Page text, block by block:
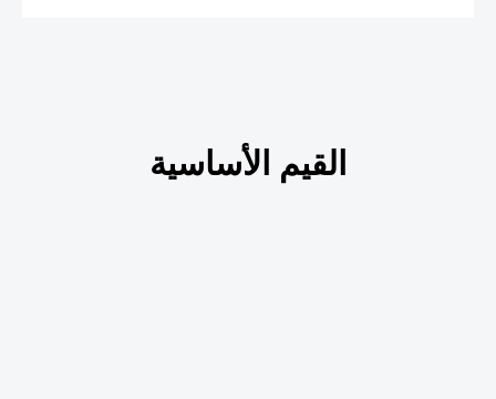
القيم الأساسية